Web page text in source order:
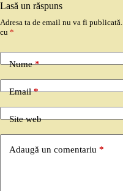
Lasă un răspuns
Adresa ta de email nu va fi publicată.
cu *
Nume*
Email*
Site web
Adaugă un comentariu *